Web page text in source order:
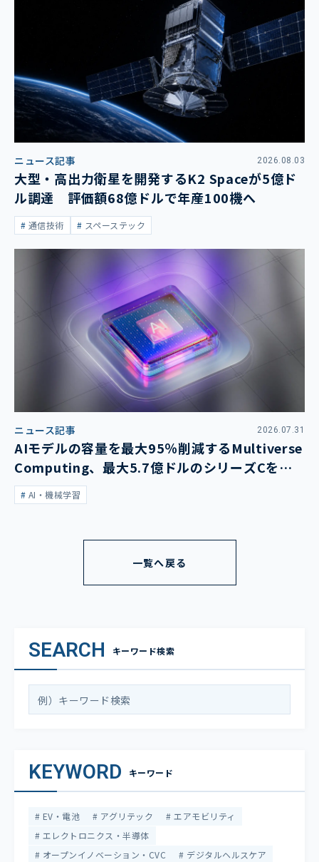
ニュース記事 2026.08.03
大型・高出力衛星を開発するK2 Spaceが5億ド
ル調達 評価額68億ドルで年産100機へ
通信技術 スペーステック
ニュース記事 2026.07.31
AIモデルの容量を最大95％削減するMultiverse
Computing、最大5.7億ドルのシリーズCを発
表AI・機械学習
一覧へ戻る
SEARCH キーワード検索
KEYWORD キーワード
EV・電池 アグリテック
エアモビリティ
エレクトロニクス・半導体
オープンイノベーション・CVC
デジタルヘルスケア